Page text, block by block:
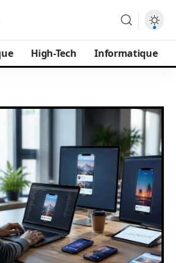
High-Tech Informatique